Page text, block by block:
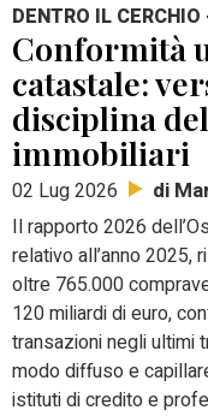
DENTRO IL
Conformità
catastale:
disciplina
immobiliari
02 Lug 2026 di
Il rapporto 2026
relativo all’anno
oltre 765.000
120 miliardi di euro,
transazioni negli ultimi
modo diffuso e
istituti di credito e